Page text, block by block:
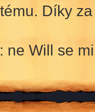
Díky
ne Will se